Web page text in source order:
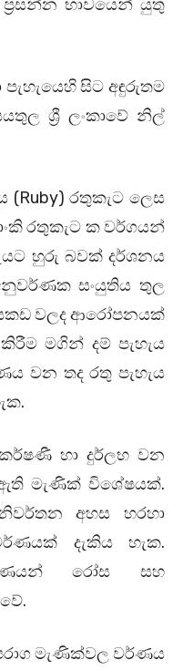
භාවයෙන් යුතු
සිට අඳුරුතම
ශ්‍රී ලංකාවේ නිල්
රතුකැට ලෙස
රතුකැට ක වර්ගයන්
හුරු බවක් දර්ශනය
සංයුතිය තුල
වලද ආරෝපනයක්
මගින් දම් පැහැය
වන තද රතු පැහැය
හා දුර්ලභ වන
මැණික් විශේෂයක්.
අහස හරහා
දැකිය හැක.
රෝස සහ
මැණික්වල වර්ණය